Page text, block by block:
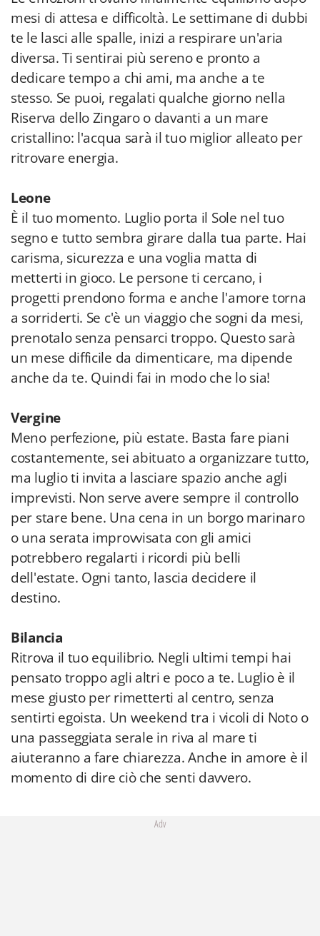
mesi di attesa e difficoltà. Le settimane di dubbi
te le lasci alle spalle, inizi a respirare un'aria
diversa. Ti sentirai più sereno e pronto a
dedicare tempo a chi ami, ma anche a te
stesso. Se puoi, regalati qualche giorno nella
Riserva dello Zingaro o davanti a un mare
cristallino: l'acqua sarà il tuo miglior alleato per
ritrovare energia.
Leone
È il tuo momento. Luglio porta il Sole nel tuo
segno e tutto sembra girare dalla tua parte. Hai
carisma, sicurezza e una voglia matta di
metterti in gioco. Le persone ti cercano, i
progetti prendono forma e anche l'amore torna
a sorriderti. Se c'è un viaggio che sogni da mesi,
prenotalo senza pensarci troppo. Questo sarà
un mese difficile da dimenticare, ma dipende
anche da te. Quindi fai in modo che lo sia!
Vergine
Meno perfezione, più estate. Basta fare piani
costantemente, sei abituato a organizzare tutto,
ma luglio ti invita a lasciare spazio anche agli
imprevisti. Non serve avere sempre il controllo
per stare bene. Una cena in un borgo marinaro
o una serata improvvisata con gli amici
potrebbero regalarti i ricordi più belli
dell'estate. Ogni tanto, lascia decidere il
destino.
Bilancia
Ritrova il tuo equilibrio. Negli ultimi tempi hai
pensato troppo agli altri e poco a te. Luglio è il
mese giusto per rimetterti al centro, senza
sentirti egoista. Un weekend tra i vicoli di Noto o
una passeggiata serale in riva al mare ti
aiuteranno a fare chiarezza. Anche in amore è il
momento di dire ciò che senti davvero.
Adv